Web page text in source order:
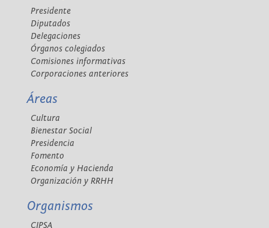
Presidente
Diputados
Delegaciones
Órganos colegiados
Comisiones informativas
Corporaciones anteriores
Áreas
Cultura
Bienestar Social
Presidencia
Fomento
Economía y Hacienda
Organización y RRHH
Organismos
CIPSA